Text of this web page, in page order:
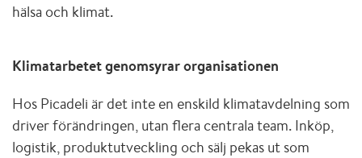
hälsa och klimat.
Klimatarbetet genomsyrar organisationen
Hos Picadeli är det inte en enskild klimatavdelning som
driver förändringen, utan flera centrala team. Inköp,
logistik, produktutveckling och sälj pekas ut som